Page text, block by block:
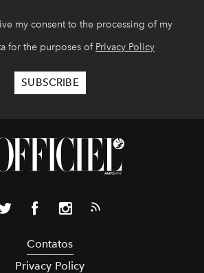
my consent to the processing of my
for the purposes of Privacy Policy
Contatos
Privacy Policy